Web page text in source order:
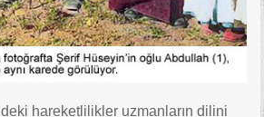
hareketlilikler uzmanların dilini